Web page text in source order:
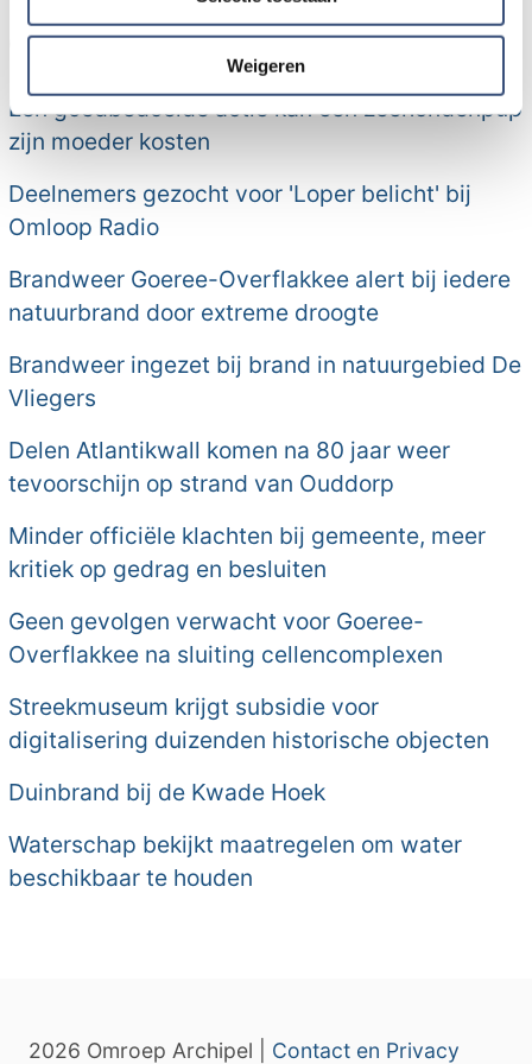
partners kunnen deze gegevens combineren met andere
informatie die u aan ze heeft verstrekt of die ze hebben
verzameld op basis van uw gebruik van hun services.
Weigeren
Overflakkee:
Een goedbedoelde actie kan een zeehondenpup
zijn moeder kosten
Deelnemers gezocht voor 'Loper belicht' bij
Omloop Radio
Brandweer Goeree-Overflakkee alert bij iedere
natuurbrand door extreme droogte
Brandweer ingezet bij brand in natuurgebied De
Vliegers
Delen Atlantikwall komen na 80 jaar weer
tevoorschijn op strand van Ouddorp
Minder officiële klachten bij gemeente, meer
kritiek op gedrag en besluiten
Geen gevolgen verwacht voor Goeree-
Overflakkee na sluiting cellencomplexen
Streekmuseum krijgt subsidie voor
digitalisering duizenden historische objecten
Duinbrand bij de Kwade Hoek
Waterschap bekijkt maatregelen om water
beschikbaar te houden
2026 Omroep Archipel | Contact en Privacy